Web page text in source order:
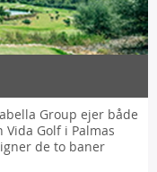
Group ejer både
Golf i Palmas
de to baner